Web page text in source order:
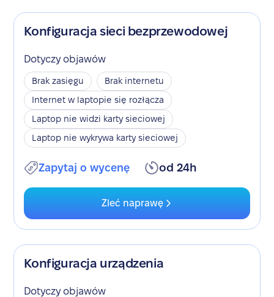
Konfiguracja sieci bezprzewodowej
Dotyczy objawów
Brak zasięgu
Brak internetu
Internet w laptopie się rozłącza
Laptop nie widzi karty sieciowej
Laptop nie wykrywa karty sieciowej
Zapytaj o wycenę od 24h
Zleć naprawę
Konfiguracja urządzenia
Dotyczy objawów